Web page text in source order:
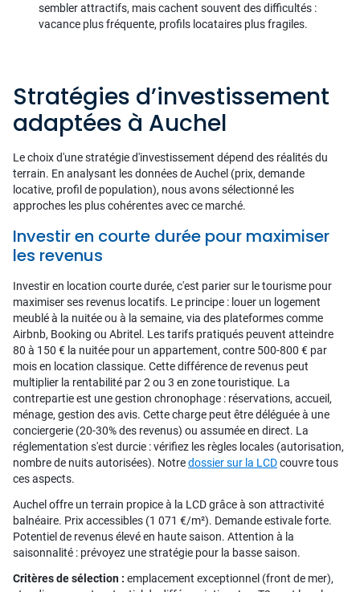
sembler attractifs, mais cachent souvent des difficultés :
vacance plus fréquente, profils locataires plus fragiles.
Stratégies d’investissement
adaptées à Auchel
Le choix d'une stratégie d'investissement dépend des réalités du
terrain. En analysant les données de Auchel (prix, demande
locative, profil de population), nous avons sélectionné les
approches les plus cohérentes avec ce marché.
Investir en courte durée pour maximiser
les revenus
Investir en location courte durée, c'est parier sur le tourisme pour
maximiser ses revenus locatifs. Le principe : louer un logement
meublé à la nuitée ou à la semaine, via des plateformes comme
Airbnb, Booking ou Abritel. Les tarifs pratiqués peuvent atteindre
80 à 150 € la nuitée pour un appartement, contre 500-800 € par
mois en location classique. Cette différence de revenus peut
multiplier la rentabilité par 2 ou 3 en zone touristique. La
contrepartie est une gestion chronophage : réservations, accueil,
ménage, gestion des avis. Cette charge peut être déléguée à une
conciergerie (20-30% des revenus) ou assumée en direct. La
réglementation s'est durcie : vérifiez les règles locales (autorisation,
nombre de nuits autorisées). Notredossier sur la LCDcouvre tous
ces aspects.
Auchel offre un terrain propice à la LCD grâce à son attractivité
balnéaire. Prix accessibles (1 071 €/m²). Demande estivale forte.
Potentiel de revenus élevé en haute saison. Attention à la
saisonnalité : prévoyez une stratégie pour la basse saison.
Critères de sélection : emplacement exceptionnel (front de mer),